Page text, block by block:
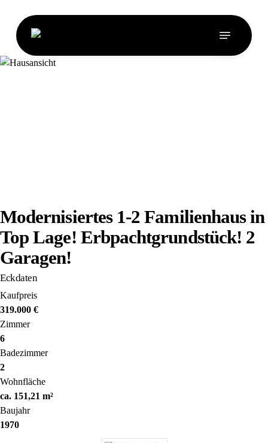
main
content
Modernisiertes 1-2 Familienhaus in
Top Lage! Erbpachtgrundstück! 2
Garagen!
Eckdaten
Kaufpreis
319.000 €
Zimmer
6
Badezimmer
2
Wohnfläche
ca. 151,21 m²
Baujahr
1970